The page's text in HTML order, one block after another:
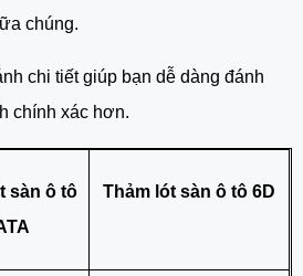
chúng.
chi tiết giúp bạn dễ dàng đánh
chính xác hơn.
sàn ô tô
Thảm lót sàn ô tô 6D